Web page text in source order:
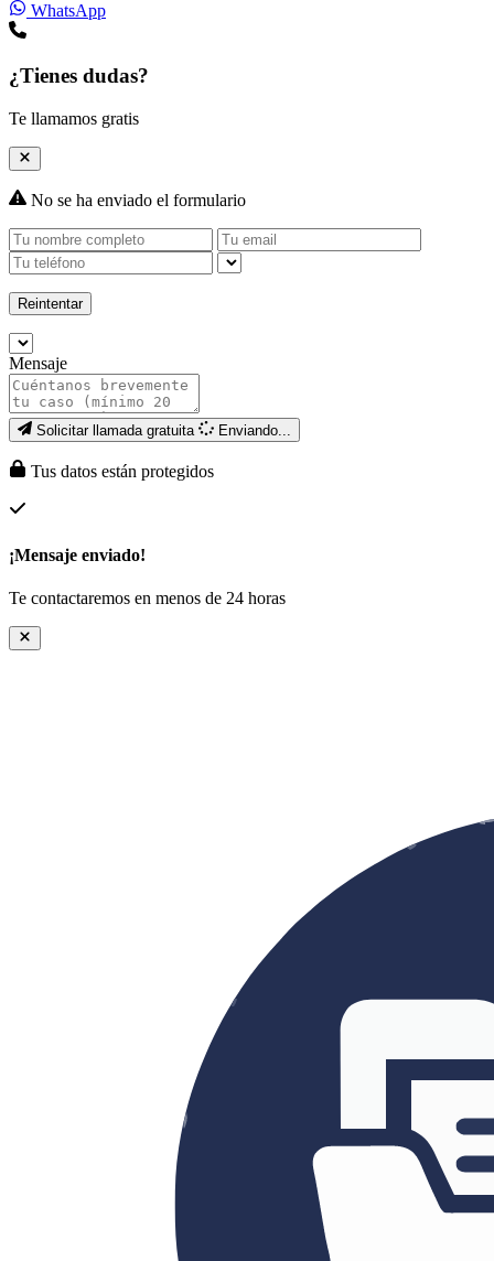
WhatsApp
¿Tienes dudas?
Te llamamos gratis
No se ha enviado el formulario
Reintentar
Mensaje
Solicitar llamada gratuita Enviando...
Tus datos están protegidos
¡Mensaje enviado!
Te contactaremos en menos de 24 horas